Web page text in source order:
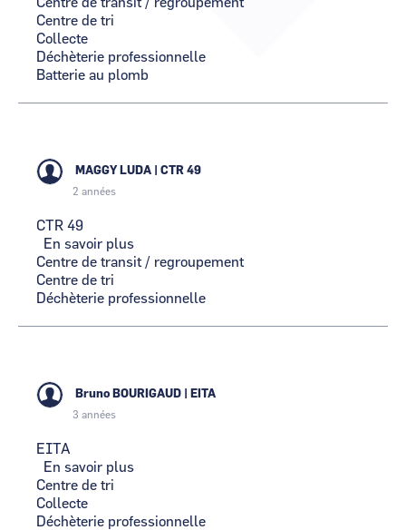
CCI Business
Occitanie
CCI Business
Pays de la Loire
CCI Business
Occitanie
CCI Business
Pays de la Loire
Centre de tri
Collecte
Déchèterie professionnelle
Batterie au plomb
MAGGY LUDA CTR 49
2 années
CTR 49
En savoir plus
CTR
Centre de transit / regroupement
Centre de tri
Déchèterie professionnelle
Bruno BOURIGAUD EITA
3 années
EITA
En savoir plus
Centre de tri
Collecte
Déchèterie professionnelle